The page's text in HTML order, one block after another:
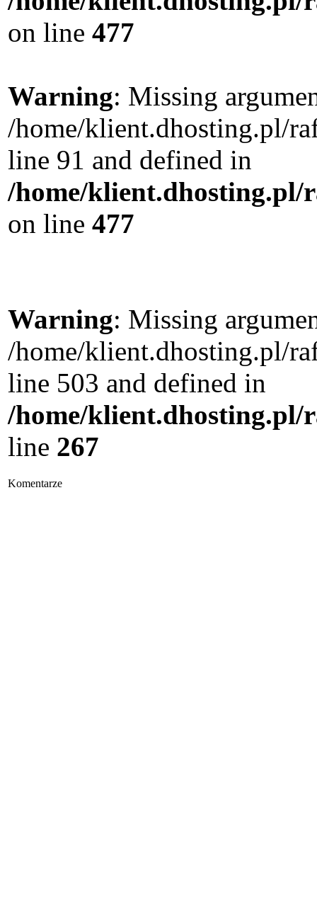
on line 477
Warning: Missing
/home/klient.dhosting.pl/
line 91 and defined in
/home/klient.dhosting.pl/
on line 477
Warning: Missing
/home/klient.dhosting.pl/
line 503 and defined in
/home/klient.dhosting.pl/
line 267
Komentarze